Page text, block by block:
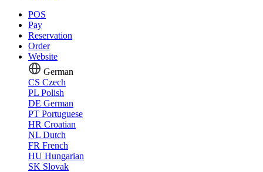
POS
Pay
Reservation
Order
Website
German
CS Czech
PL Polish
DE German
PT Portuguese
HR Croatian
NL Dutch
FR French
HU Hungarian
SK Slovak